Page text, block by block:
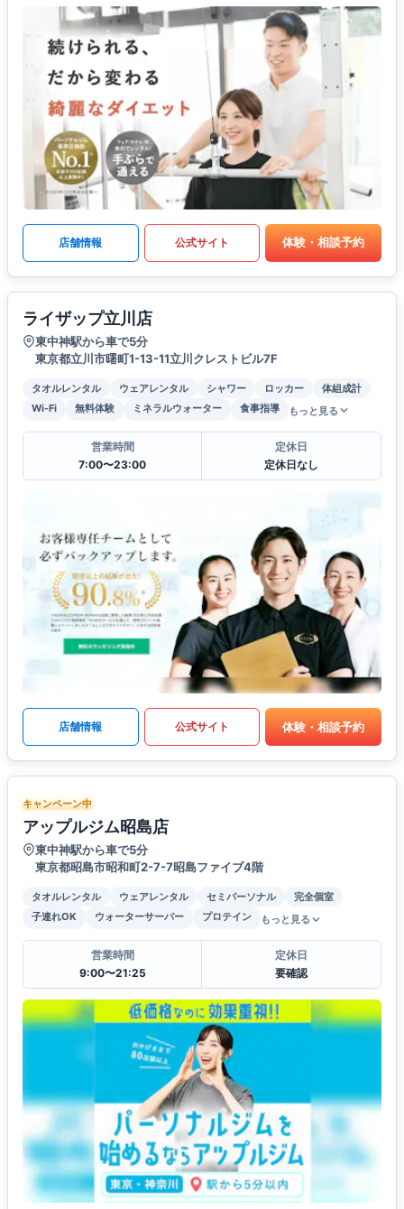
店舗情報 公式サイト 体験・相談予約
ライザップ立川店
東中神駅から車で5分
東京都立川市曙町1-13-11立川クレストビル7F
タオルレンタル ウェアレンタル シャワー ロッカー
体組成計
Wi-Fi
無料体験 ミネラルウォーター 食事指導 もっと見る
営業時間
7:00〜23:00
定休日
定休日なし
店舗情報 公式サイト 体験・相談予約
キャンペーン中
アップルジム昭島店
東中神駅から車で5分
東京都昭島市昭和町2-7-7昭島ファイブ4階
タオルレンタル ウェアレンタル セミパーソナル
完全個室
子連れOK
ウォーターサーバー プロテイン もっと見る
営業時間
9:00〜21:25
定休日
要確認